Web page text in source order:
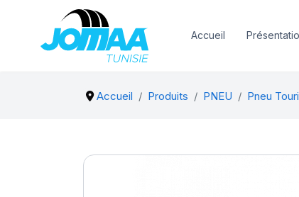
Accueil
Accueil Produits PNEU Pneu